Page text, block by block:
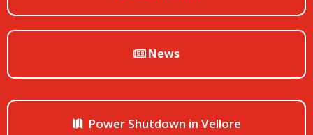
News
Power Shutdown in Vellore